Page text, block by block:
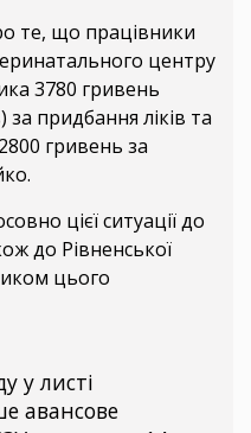
те, що працівники
центру
3780 гривень
за придбання ліків та
гривень за
цієї ситуації до
до Рівненської
цього
у листі
авансове